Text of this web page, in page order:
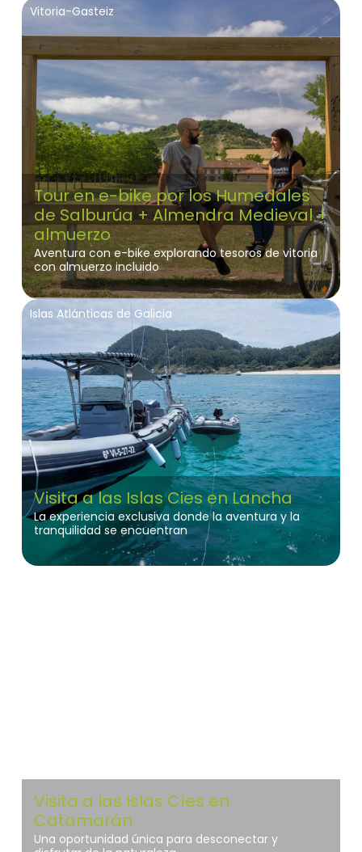
Vitoria-Gasteiz
Tour en e-bike por los Humedales
de Salburúa + Almendra Medieval +
almuerzo
Aventura con e-bike explorando tesoros de vitoria
con almuerzo incluido
Islas Atlánticas de Galicia
Visita a las Islas Cies en Lancha
La experiencia exclusiva donde la aventura y la
tranquilidad se encuentran
Visita a las Islas Cíes en
Catamarán
Una oportunidad única para desconectar y